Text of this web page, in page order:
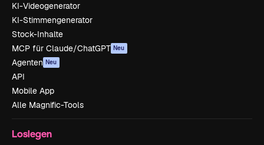
KI-Videogenerator
KI-Stimmengenerator
Stock-Inhalte
MCP für Claude/ChatGPT Neu
Agenten Neu
API
Mobile App
Alle Magnific-Tools
Loslegen